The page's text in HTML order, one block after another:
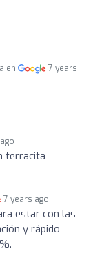
en
7 years
terracita
7 years ago
estar con las
y rápido